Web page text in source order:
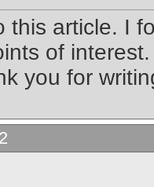
this article. I
of
you for